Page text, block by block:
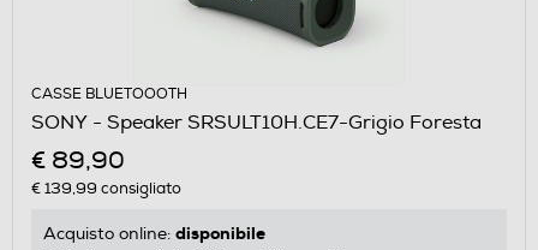
CASSE BLUETOOOTH
SONY - Speaker SRSULT10H.CE7-Grigio Foresta
€ 89,90
€ 139,99 consigliato
Acquisto online: disponibile